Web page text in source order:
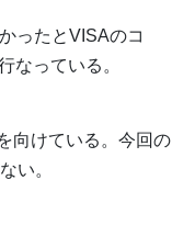
ったとVISAのコ
なっている。
向けている。今回の
い。